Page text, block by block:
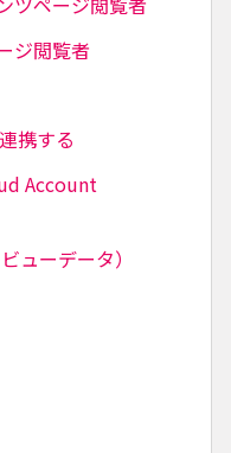
ジ閲覧者
携する
Account
ューデータ）